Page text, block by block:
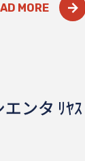
MORE
エンタ ﾘﾔｽ